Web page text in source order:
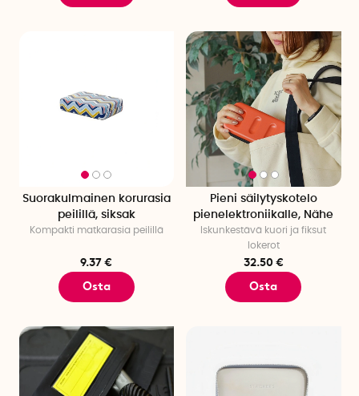
Suorakulmainen korurasia
peilillä, siksak
Kompakti matkarasia peilillä
9.37 €
Osta
Pieni säilytyskotelo
pienelektroniikalle, Nähe
Iskunkestävä kuori ja fiksut
lokerot
32.50 €
Osta